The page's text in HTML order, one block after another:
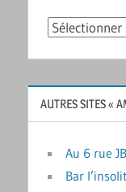
Archives
AUTRES SITES «
Au 6 rue
Bar